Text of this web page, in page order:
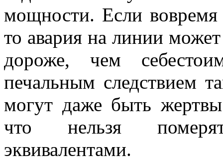
мощности. Если вовремя
то авария на линии
дороже, чем
печальным следствием
могут даже быть
что нельзя
эквивалентами.